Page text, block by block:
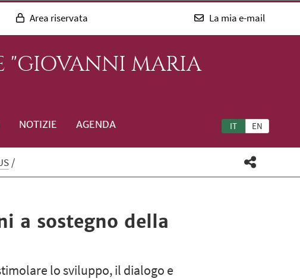
Area riservata La mia e-mail
"GIOVANNI MARIA
IT EN
NOTIZIE AGENDA
a sostegno della
lo sviluppo, il dialogo e